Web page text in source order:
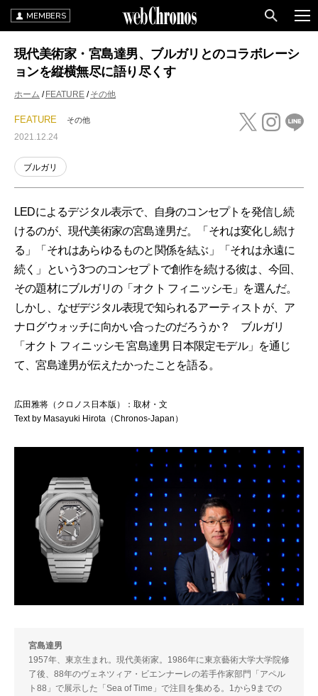
MEMBERS
現代美術家・宮島達男、ブルガリとのコラボレーシ
ョンを縦横無尽に語り尽くす
ホーム FEATURE その他
FEATURE その他
2021.12.24
ブルガリ
LEDによるデジタル表示で、自身のコンセプトを発信し続
けるのが、現代美術家の宮島達男だ。「それは変化し続け
る」「それはあらゆるものと関係を結ぶ」「それは永遠に
続く」という3つのコンセプトで創作を続ける彼は、今回、
その題材にブルガリの「オクト フィニッシモ」を選んだ。
しかし、なぜデジタル表現で知られるアーティストが、ア
ナログウォッチに向かい合ったのだろうか？ ブルガリ
「オクト フィニッシモ 宮島達男 日本限定モデル」を通じ
て、宮島達男が伝えたかったことを語る。
広田雅将（クロノス日本版）：取材・文
Text by Masayuki Hirota（Chronos-Japan）
宮島達男
1957年、東京生まれ。現代美術家。1986年に東京藝術大学大学院修
了後、88年のヴェネツィア・ビエンナーレの若手作家部門「アペル
ト88」で展示した「Sea of Time」で注目を集める。1から9までの